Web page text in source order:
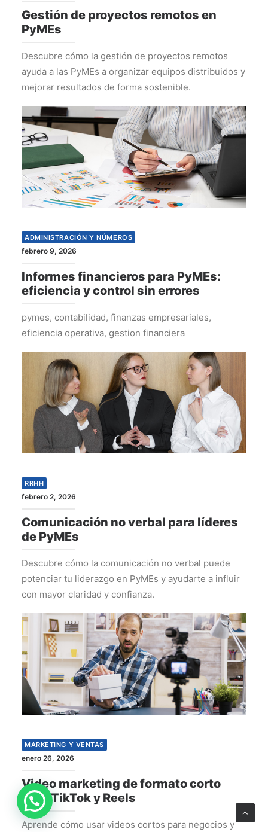
Gestión de proyectos remotos en
PyMEs
Descubre cómo la gestión de proyectos remotos
ayuda a las PyMEs a organizar equipos distribuidos y
mejorar resultados de forma sostenible.
ADMINISTRACIÓN Y NÚMEROS
febrero 9, 2026
Informes financieros para PyMEs:
eficiencia y control sin errores
pymes, contabilidad, finanzas empresariales,
eficiencia operativa, gestion financiera
RRHH
febrero 2, 2026
Comunicación no verbal para líderes
de PyMEs
Descubre cómo la comunicación no verbal puede
potenciar tu liderazgo en PyMEs y ayudarte a influir
con mayor claridad y confianza.
MARKETING Y VENTAS
enero 26, 2026
Video marketing de formato corto
para TikTok y Reels
Aprende cómo usar videos cortos para negocios y